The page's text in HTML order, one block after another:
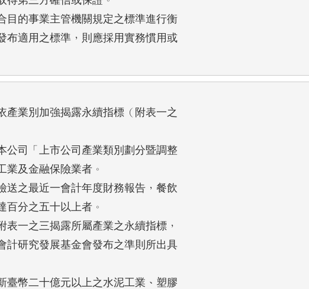
目的事業主管機關規定之標準進行衡
布適用之標準，則應採用實務慣用或
產業別加強揭露永續指標（附表一之
公司「上市公司產業類別劃分暨調整
業及金融保險業者。
送之最近一會計年度財務報告，餐飲
百分之五十以上者。
一之三揭露所屬產業之永續指標，
計研究發展基金會發布之準則所出具
臺幣二十億元以上之水泥工業、塑膠